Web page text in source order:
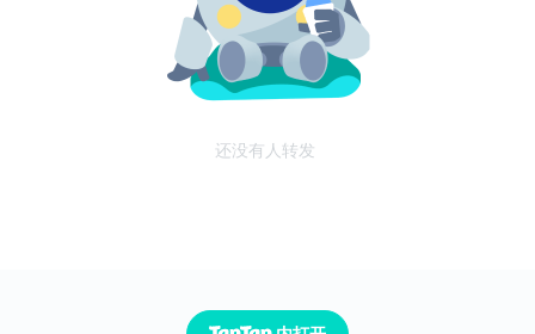
还没有人转发